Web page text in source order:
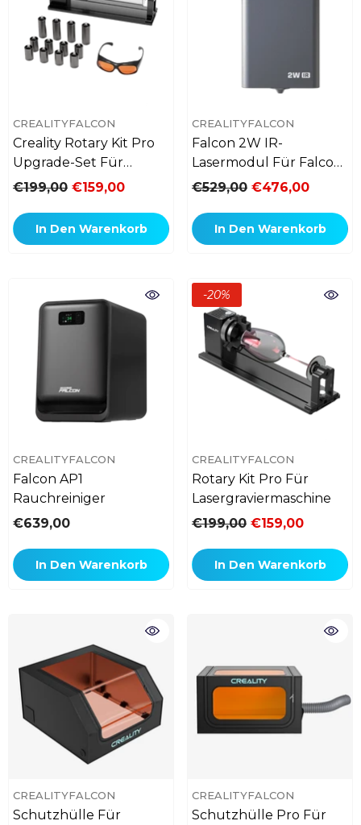
VERKÄUFERIN:
CREALITYFALCON
Creality Rotary Kit Pro
Upgrade-Set Für
Falcon A1/A1 Pro
€199,00 €159,00
In Den Warenkorb
VERKÄUFERIN:
CREALITYFALCON
Falcon 2W IR-
Lasermodul Für Falcon
A1 Pro 20W
€529,00 €476,00
In Den Warenkorb
VERKÄUFERIN:
CREALITYFALCON
Falcon AP1
Rauchreiniger
€639,00
In Den Warenkorb
-20%
VERKÄUFERIN:
CREALITYFALCON
Rotary Kit Pro Für
Lasergraviermaschine
€199,00 €159,00
In Den Warenkorb
VERKÄUFERIN:
CREALITYFALCON
Schutzhülle Für
VERKÄUFERIN:
CREALITYFALCON
Schutzhülle Pro Für